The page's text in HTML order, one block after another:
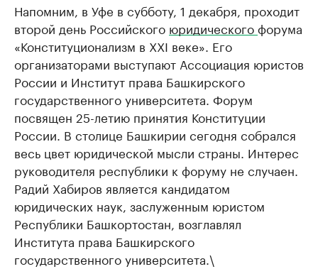
Напомним, в Уфе в субботу, 1 декабря, проходит
второй день Российского юридическогофорума
«Конституционализм в XXI веке». Его
организаторами выступают Ассоциация юристов
России и Институт права Башкирского
государственного университета. Форум
посвящен 25-летию принятия Конституции
России. В столице Башкирии сегодня собрался
весь цвет юридической мысли страны. Интерес
руководителя республики к форуму не случаен.
Радий Хабиров является кандидатом
юридических наук, заслуженным юристом
Республики Башкортостан, возглавлял
Института права Башкирского
государственного университета.\